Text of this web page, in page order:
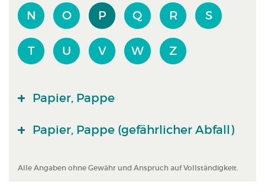
N O P Q R S
T U V W Z
Papier, Pappe
Papier, Pappe (gefährlicher Abfall)
Alle Angaben ohne Gewähr und Anspruch auf Vollständigkeit.